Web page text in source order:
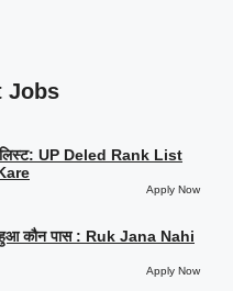
Jobs
लिस्ट: UP Deled Rank List
Apply Now
हुआ कौन पास : Ruk Jana Nahi
Apply Now